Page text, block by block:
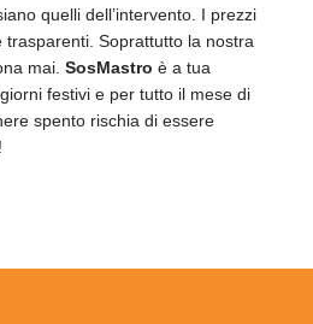
quelli dell’intervento. I prezzi
Soprattutto la nostra
mai. SosMastro è a tua
festivi e per tutto il mese di
spento rischia di essere